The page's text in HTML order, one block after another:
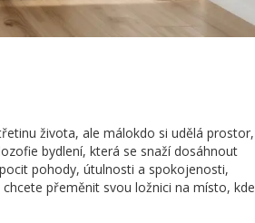
života, ale málokdo si udělá prostor,
bydlení, která se snaží dosáhnout
pohody, útulnosti a spokojenosti,
chcete přeměnit svou ložnici na místo, kde